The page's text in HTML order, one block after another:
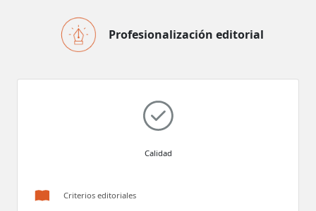
Profesionalización editorial
Calidad
Criterios editoriales